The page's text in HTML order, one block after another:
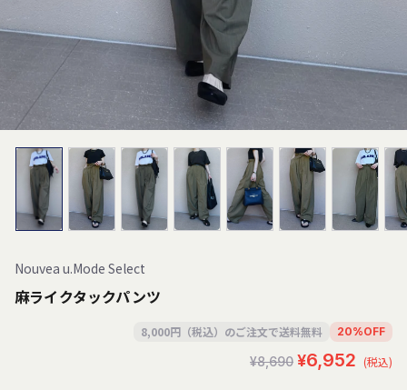
Nouvea u.Mode Select
麻ライクタックパンツ
8,000円（税込）のご注文で送料無料 20%OFF
¥8,690 ¥6,952 (税込)